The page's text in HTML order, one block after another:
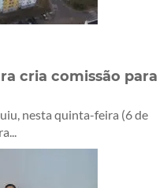
cria comissão para
nesta quinta-feira (6 de